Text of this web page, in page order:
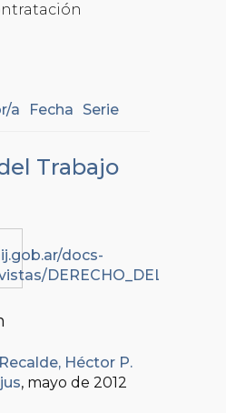
a Fecha Serie
Trabajo
Recalde, Héctor P.
, mayo de 2012